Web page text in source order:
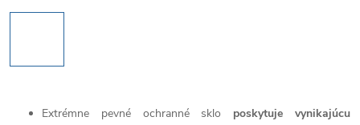
Extrémne pevné ochranné sklo poskytuje vynikajúcu